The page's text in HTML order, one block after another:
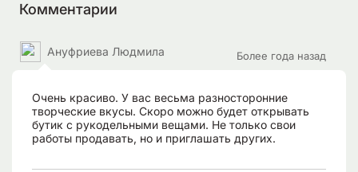
Комментарии
Более года назад
Ануфриева Людмила
Очень красиво. У вас весьма разносторонние
творческие вкусы. Скоро можно будет открывать
бутик с рукодельными вещами. Не только свои
работы продавать, но и приглашать других.